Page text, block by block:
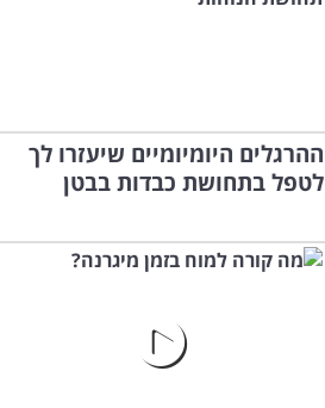
ההרגלים היומיומיים שיעזרו לך
לטפל בתחושת כבדות בבטן